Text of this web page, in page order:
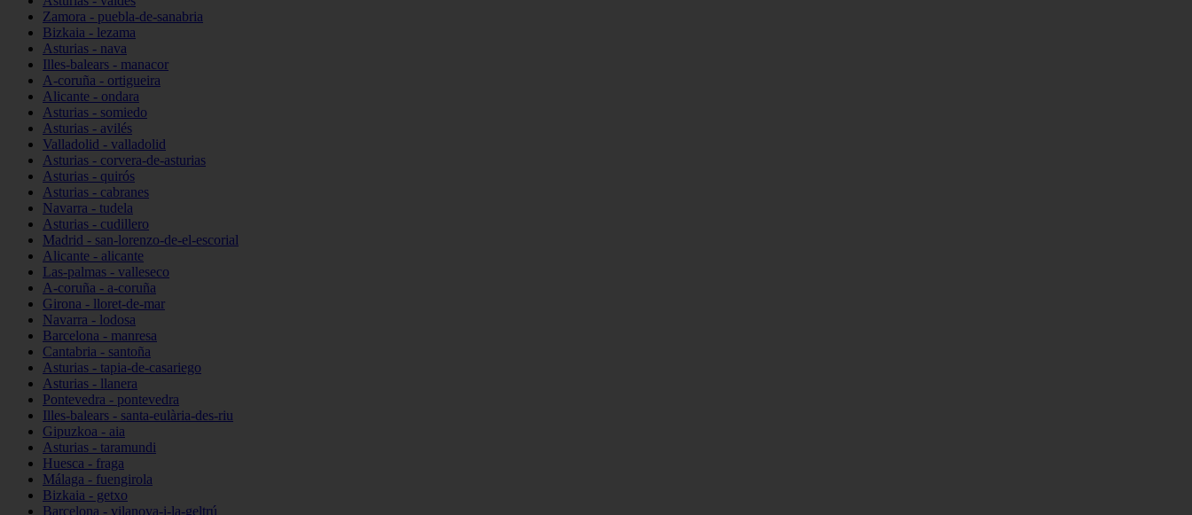
Zamora - puebla-de-sanabria
Bizkaia - lezama
Asturias - nava
Illes-balears - manacor
A-coruña - ortigueira
Alicante - ondara
Asturias - somiedo
Asturias - avilés
Valladolid - valladolid
Asturias - corvera-de-asturias
Asturias - quirós
Asturias - cabranes
Navarra - tudela
Asturias - cudillero
Madrid - san-lorenzo-de-el-escorial
Alicante - alicante
Las-palmas - valleseco
A-coruña - a-coruña
Girona - lloret-de-mar
Navarra - lodosa
Barcelona - manresa
Cantabria - santoña
Asturias - tapia-de-casariego
Asturias - llanera
Pontevedra - pontevedra
Illes-balears - santa-eulària-des-riu
Gipuzkoa - aia
Asturias - taramundi
Huesca - fraga
Málaga - fuengirola
Bizkaia - getxo
Barcelona - vilanova-i-la-geltrú